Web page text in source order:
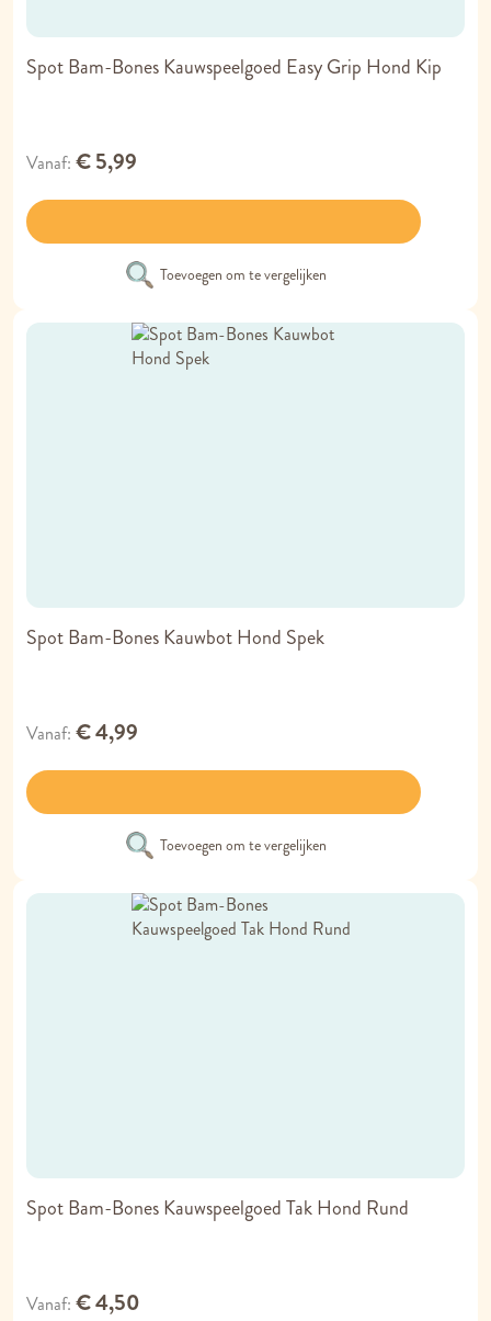
Spot Bam-Bones Kauwspeelgoed Easy Grip Hond Kip
Vanaf € 5,99
Toevoegen om te vergelijken
Spot Bam-Bones Kauwbot Hond Spek
Vanaf € 4,99
Toevoegen om te vergelijken
Spot Bam-Bones Kauwspeelgoed Tak Hond Rund
Vanaf € 4,50